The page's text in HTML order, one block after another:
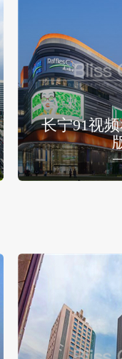
长宁91视